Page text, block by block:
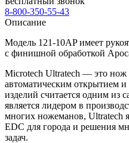
8-800-350-55-43
Описание
Модель 121-10AP имеет
с финишной обработкой
Microtech Ultratech — это
автоматическим открытием
изделий считается одним из
является лидером в
многих ножеманов, Ultratech
EDC для города и решения
задач.